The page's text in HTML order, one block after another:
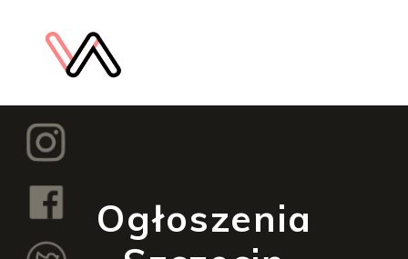
Ogłoszenia